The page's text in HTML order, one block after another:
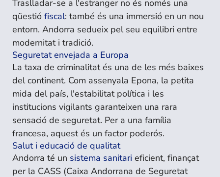
Traslladar-se a l'estranger no és només una
qüestió fiscal: també és una immersió en un nou
entorn. Andorra sedueix pel seu equilibri entre
modernitat i tradició.
Seguretat envejada a Europa
La taxa de criminalitat és una de les més baixes
del continent. Com assenyala Epona, la petita
mida del país, l'estabilitat política i les
institucions vigilants garanteixen una rara
sensació de seguretat. Per a una família
francesa, aquest és un factor poderós.
Salut i educació de qualitat
Andorra té un sistema sanitari eficient, finançat
per la CASS (Caixa Andorrana de Seguretat